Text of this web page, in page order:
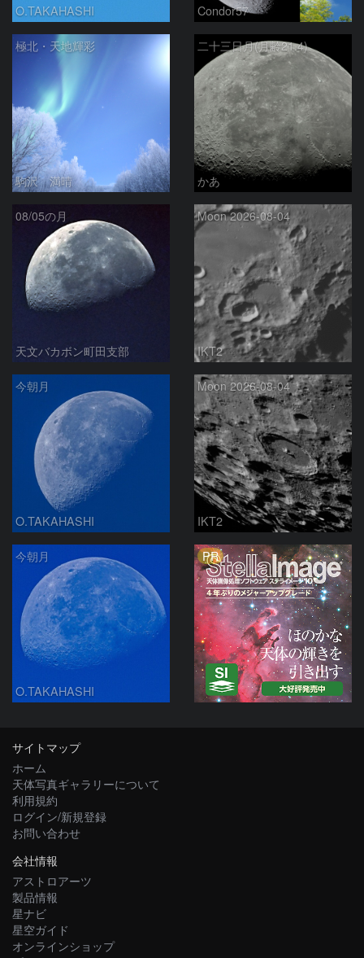
O.TAKAHASHI Condor57
極北・天地輝彩
駒沢 満晴
二十三日月(月齢21.4)
かあ
08/05の月
天文バカボン町田支部
Moon 2026-08-04
IKT2
今朝月
O.TAKAHASHI
Moon 2026-08-04
IKT2
今朝月
O.TAKAHASHI
PR
サイトマップ
ホーム
天体写真ギャラリーについて
利用規約
ログイン/新規登録
お問い合わせ
会社情報
アストロアーツ
製品情報
星ナビ
星空ガイド
オンラインショップ